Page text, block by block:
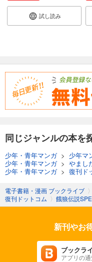
試し読み
同じジャンルの本を
少年・青年マンガ> 少年マ
少年・青年マンガ> やまし
少年・青年マンガ> 復刊ド
電子書籍・漫画 ブックライブ 〉
復刊ドットコム 〉 餓狼伝説
新刊やお
ブックラ
アプリの